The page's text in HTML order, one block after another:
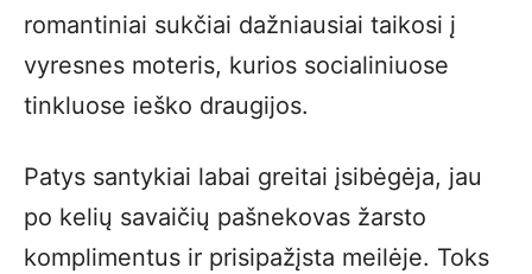
romantiniai sukčiai dažniausiai taikosi į
vyresnes moteris, kurios socialiniuose
tinkluose ieško draugijos.
Patys santykiai labai greitai įsibėgėja, jau
po kelių savaičių pašnekovas žarsto
komplimentus ir prisipažįsta meilėje. Toks